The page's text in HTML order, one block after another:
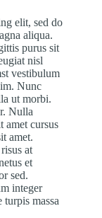
elit, sed do
aliqua.
purus sit
nisl
vestibulum
Nunc
ut morbi.
Nulla
amet cursus
amet.
at
et
sed.
integer
massa